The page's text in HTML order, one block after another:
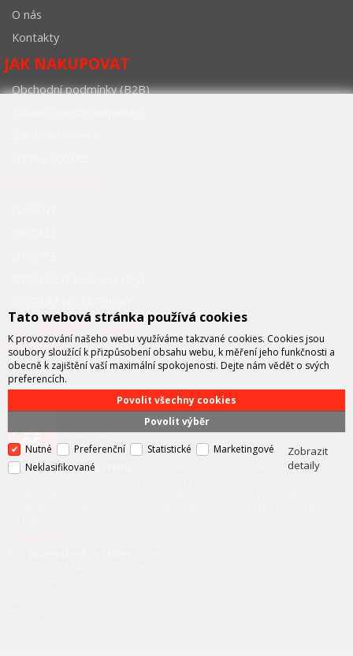
O nás
Kontakty
JAK NAKUPOVAT
Obchodní podmínky (B2B)
FCC PRŮMYSLOVÉ
SYSTÉMY
FCC průmyslové systémy
je technicko – obchodní společností,
Tato webová stránka používá cookies
K provozování našeho webu využíváme takzvané cookies. Cookies jsou
soubory sloužící k přizpůsobení obsahu webu, k měření jeho funkčnosti a
obecně k zajištění vaší maximální spokojenosti. Dejte nám vědět o svých
preferencích.
Povolit výběr
Povolit všechny cookies
Nutné Preferenční Statistické
Marketingové
Neklasifikované
Zobrazit
detaily